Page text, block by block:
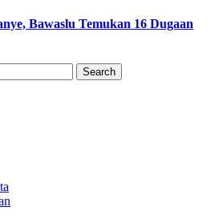
Bawaslu Temukan 16 Dugaan